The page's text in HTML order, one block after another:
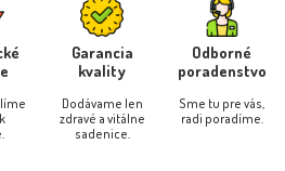
Garancia
kvality
Dodávame len
zdravé a vitálne
sadenice.
Odborné
poradenstvo
Sme tu pre vás,
radi poradíme.